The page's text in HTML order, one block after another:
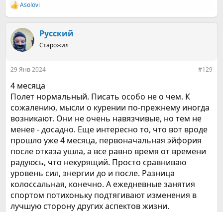
Р
е
к
ц
и
Asolovi
Русский
Старожил
29 Янв 2024 #129
4 месяца
Полет нормальный. Писать особо не о чем. К
сожалению, мысли о курении по-прежнему иногда
возникают. Они не очень навязчивые, но тем не
менее - досадно. Еще интересно то, что вот вроде
прошло уже 4 месяца, первоначальная эйфория
после отказа ушла, а все равно время от времени
радуюсь, что некурящий. Просто сравниваю
уровень сил, энергии до и после. Разница
колоссальная, конечно. А ежедневные занятия
спортом потихоньку подтягивают изменения в
лучшую сторону других аспектов жизни.